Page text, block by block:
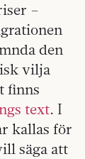
–
den
vilja
finns
text. I
kallas för
säga att